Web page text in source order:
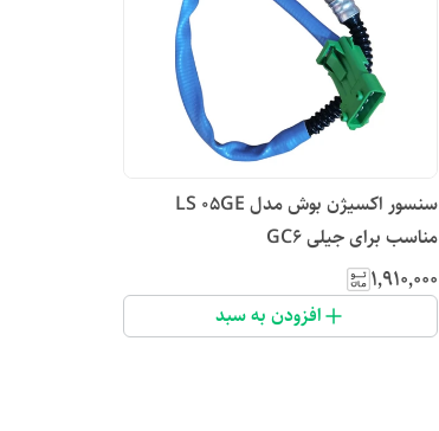
سنسور اکسیژن بوش مدل LS 05GE
مناسب برای جیلی GC6
۱٬۹۱۰٬۰۰۰
افزودن به سبد